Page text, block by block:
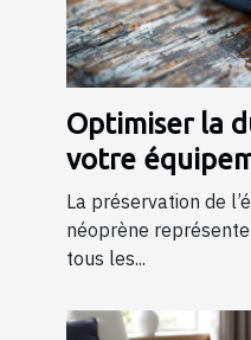
Optimiser la
votre
en néoprène
La préservation de
néoprène
tous les...